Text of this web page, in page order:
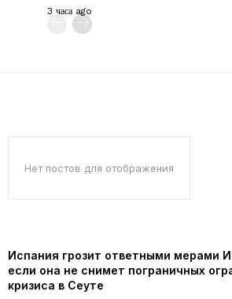
3 часа ago
Нет постов для отображения
Испания грозит ответными мерами
если она не снимет пограничных
кризиса в Сеуте